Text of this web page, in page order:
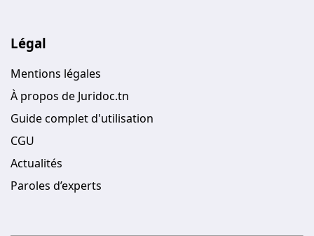
Légal
Mentions légales
À propos de Juridoc.tn
Guide complet d'utilisation
CGU
Actualités
Paroles d’experts